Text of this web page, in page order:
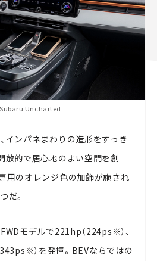
Subaru Uncharted
インパネまわりの造形をすっき
放的で居心地のよい空間を創
用のオレンジ色の加飾が施され
だ。
モデルで221hp（224ps※）、
）を発揮。BEVならではの